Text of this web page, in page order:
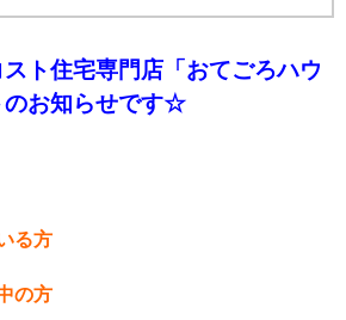
ト住宅専門店「おてごろハウ
のお知らせです☆
る方
の方